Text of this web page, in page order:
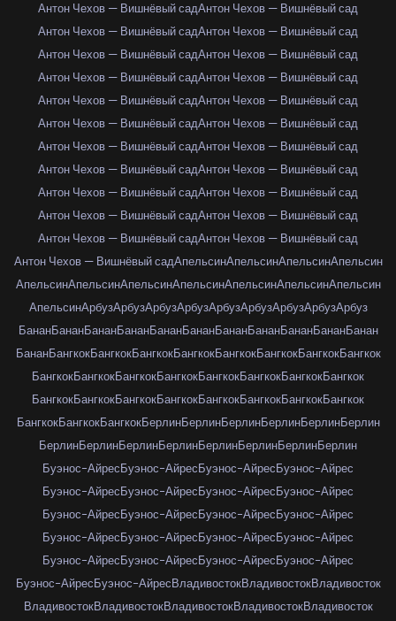
Антон Чехов — Вишнёвый садАнтон Чехов — Вишнёвый сад
Антон Чехов — Вишнёвый садАнтон Чехов — Вишнёвый сад
Антон Чехов — Вишнёвый садАнтон Чехов — Вишнёвый сад
Антон Чехов — Вишнёвый садАнтон Чехов — Вишнёвый сад
Антон Чехов — Вишнёвый садАнтон Чехов — Вишнёвый сад
Антон Чехов — Вишнёвый садАнтон Чехов — Вишнёвый сад
Антон Чехов — Вишнёвый садАнтон Чехов — Вишнёвый сад
Антон Чехов — Вишнёвый садАнтон Чехов — Вишнёвый сад
Антон Чехов — Вишнёвый садАнтон Чехов — Вишнёвый сад
Антон Чехов — Вишнёвый садАнтон Чехов — Вишнёвый сад
Антон Чехов — Вишнёвый садАнтон Чехов — Вишнёвый сад
Антон Чехов — Вишнёвый садАпельсинАпельсинАпельсинАпельсин
АпельсинАпельсинАпельсинАпельсинАпельсинАпельсинАпельсин
АпельсинАрбузАрбузАрбузАрбузАрбузАрбузАрбузАрбузАрбуз
БананБананБананБананБананБананБананБананБананБананБанан
БананБангкокБангкокБангкокБангкокБангкокБангкокБангкокБангкок
БангкокБангкокБангкокБангкокБангкокБангкокБангкокБангкок
БангкокБангкокБангкокБангкокБангкокБангкокБангкокБангкок
БангкокБангкокБангкокБерлинБерлинБерлинБерлинБерлинБерлин
БерлинБерлинБерлинБерлинБерлинБерлинБерлинБерлин
Буэнос-АйресБуэнос-АйресБуэнос-АйресБуэнос-Айрес
Буэнос-АйресБуэнос-АйресБуэнос-АйресБуэнос-Айрес
Буэнос-АйресБуэнос-АйресБуэнос-АйресБуэнос-Айрес
Буэнос-АйресБуэнос-АйресБуэнос-АйресБуэнос-Айрес
Буэнос-АйресБуэнос-АйресБуэнос-АйресБуэнос-Айрес
Буэнос-АйресБуэнос-АйресВладивостокВладивостокВладивосток
ВладивостокВладивостокВладивостокВладивостокВладивосток